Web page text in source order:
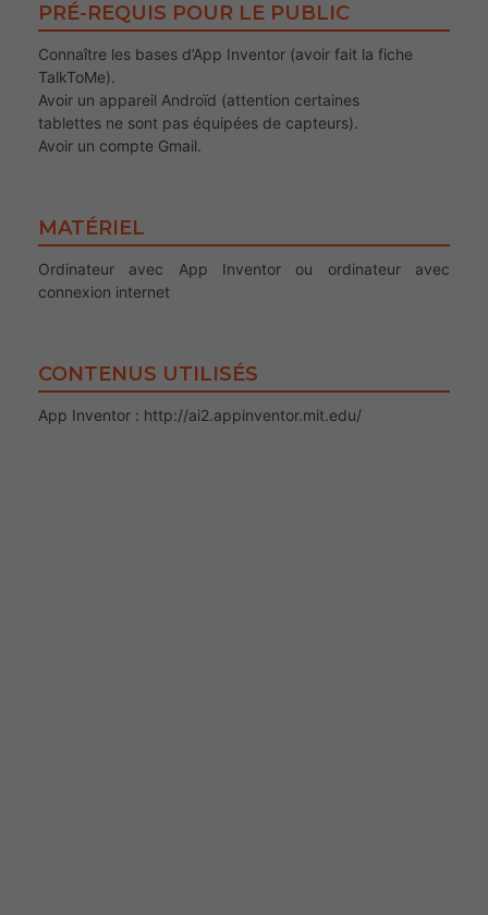
PRÉ-REQUIS POUR LE PUBLIC
Connaître les bases d’App Inventor (avoir fait la fiche
TalkToMe).
Avoir un appareil Androïd (attention certaines
tablettes ne sont pas équipées de capteurs).
Avoir un compte Gmail.
MATÉRIEL
Ordinateur avec App Inventor ou ordinateur avec
connexion internet
CONTENUS UTILISÉS
App Inventor : http://ai2.appinventor.mit.edu/